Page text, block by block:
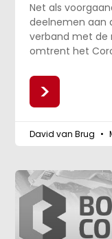
Net als
deelnemen aan
verband met de
omtrent het
>
David van Brug